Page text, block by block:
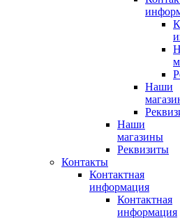
Наши
Наши
магазины
Реквизиты
Контакты
Контактная
информация
Контактная
информация